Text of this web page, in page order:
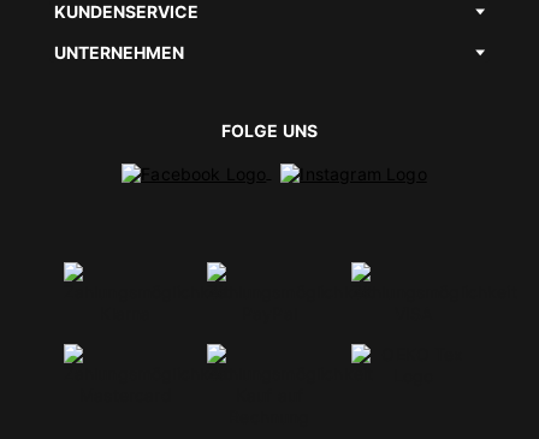
KUNDENSERVICE
UNTERNEHMEN
FOLGE UNS